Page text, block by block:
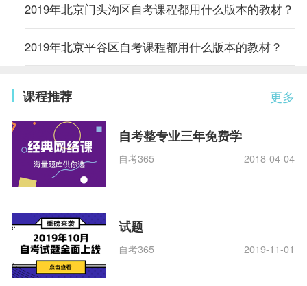
2019年北京门头沟区自考课程都用什么版本的教材？
2019年北京平谷区自考课程都用什么版本的教材？
更多
课程推荐
自考整专业三年免费学
自考365 2018-04-04
试题
自考365 2019-11-01